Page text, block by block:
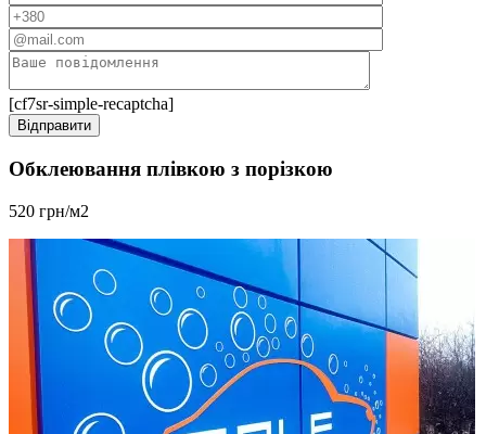
[cf7sr-simple-recaptcha]
Обклеювання плівкою з порізкою
520 грн/м2